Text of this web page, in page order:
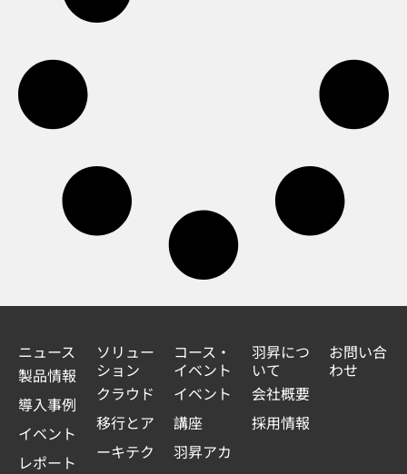
ニュース
製品情報
導入事例
イベント
レポート
ソリュー
ション
クラウド
移行とア
ーキテク
コース・
イベント
イベント
講座
羽昇アカ
羽昇につ
いて
会社概要
採用情報
お問い合
わせ